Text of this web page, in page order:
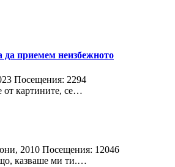
приемем неизбежното
Посещения: 2294
от картините, се…
2010 Посещения: 12046
казваше ми ти.…